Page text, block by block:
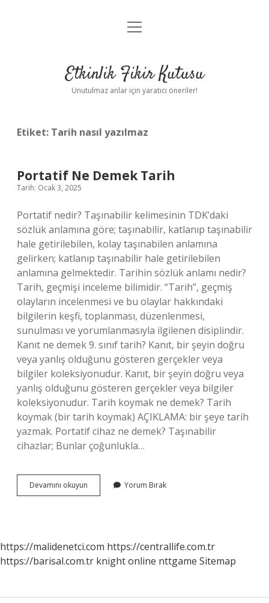
Anasayfa
Yasal Uyarı
menüyü
Etkinlik Fikir Kutusu
Unutulmaz anlar için yaratıcı öneriler!
Etiket: Tarih nasıl yazılmaz
Portatif Ne Demek Tarih
Tarih: Ocak 3, 2025
Portatif nedir? Taşınabilir kelimesinin TDK’daki
sözlük anlamına göre; taşınabilir, katlanıp taşınabilir
hale getirilebilen, kolay taşınabilen anlamına
gelirken; katlanıp taşınabilir hale getirilebilen
anlamına gelmektedir. Tarihin sözlük anlamı nedir?
Tarih, geçmişi inceleme bilimidir. “Tarih”, geçmiş
olayların incelenmesi ve bu olaylar hakkındaki
bilgilerin keşfi, toplanması, düzenlenmesi,
sunulması ve yorumlanmasıyla ilgilenen disiplindir.
Kanıt ne demek 9. sınıf tarih? Kanıt, bir şeyin doğru
veya yanlış olduğunu gösteren gerçekler veya
bilgiler koleksiyonudur. Kanıt, bir şeyin doğru veya
yanlış olduğunu gösteren gerçekler veya bilgiler
koleksiyonudur. Tarih koymak ne demek? Tarih
koymak (bir tarih koymak) AÇIKLAMA: bir şeye tarih
yazmak. Portatif cihaz ne demek? Taşınabilir
cihazlar; Bunlar çoğunlukla…
Devamını okuyun
Ne
Yorum Bırak
https://malidenetci.com https://centrallife.com.tr
https://barisal.com.tr knight online nttgame Sitemap